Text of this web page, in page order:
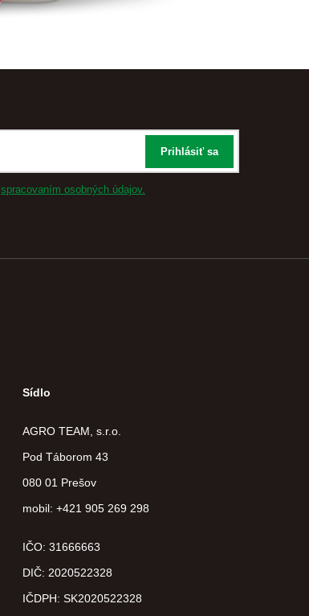
Prihlásiť sa
spracovaním osobných údajov.
Sídlo
AGRO TEAM, s.r.o.
Pod Táborom 43
080 01 Prešov
mobil: +421 905 269 298
IČO: 31666663
DIČ: 2020522328
IČDPH: SK2020522328